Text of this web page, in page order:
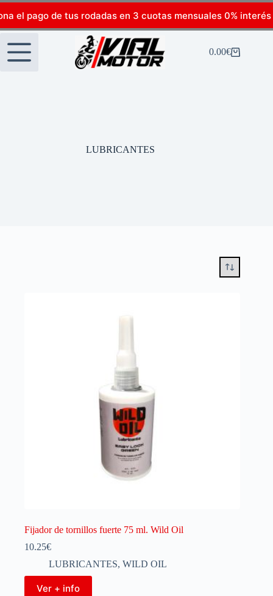
el pago de tus rodadas en 3 cuotas mensuales 0% interés
0.00€
LUBRICANTES
Fijador de tornillos fuerte 75 ml. Wild Oil
10.25€
LUBRICANTES, WILD OIL
Ver + info